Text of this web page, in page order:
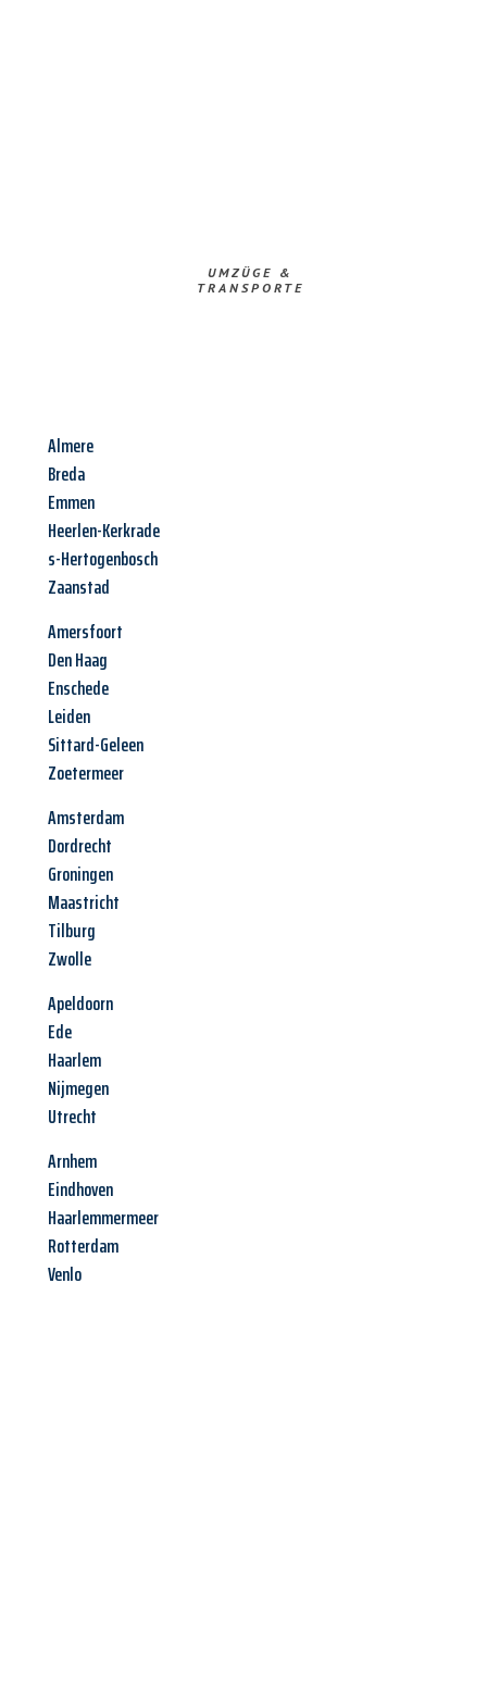
UMZÜGE &
TRANSPORTE
Almere
Breda
Emmen
Heerlen-Kerkrade
s-Hertogenbosch
Zaanstad
Amersfoort
Den Haag
Enschede
Leiden
Sittard-Geleen
Zoetermeer
Amsterdam
Dordrecht
Groningen
Maastricht
Tilburg
Zwolle
Apeldoorn
Ede
Haarlem
Nijmegen
Utrecht
Arnhem
Eindhoven
Haarlemmermeer
Rotterdam
Venlo